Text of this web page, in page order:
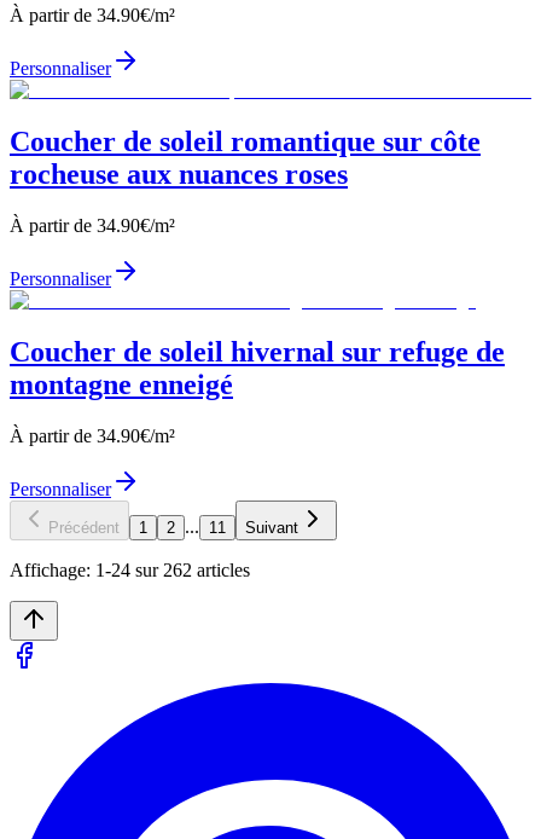
À partir de 34.90€/m²
Personnaliser
Coucher de soleil romantique sur côte
rocheuse aux nuances roses
À partir de 34.90€/m²
Personnaliser
Coucher de soleil hivernal sur refuge de
montagne enneigé
À partir de 34.90€/m²
Personnaliser
Précédent 1 2 ... 11 Suivant
Affichage: 1-24 sur 262 articles